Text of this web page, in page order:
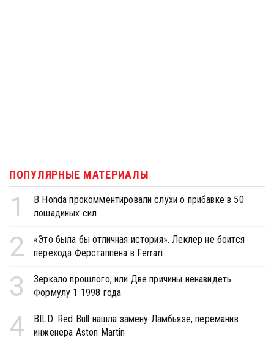
ПОПУЛЯРНЫЕ МАТЕРИАЛЫ
1
В Honda прокомментировали слухи о прибавке в 50
лошадиных сил
2
«Это была бы отличная история». Леклер не боится
перехода Ферстаппена в Ferrari
3
Зеркало прошлого, или Две причины ненавидеть
Формулу 1 1998 года
4
BILD: Red Bull нашла замену Ламбьязе, переманив
инженера Aston Martin